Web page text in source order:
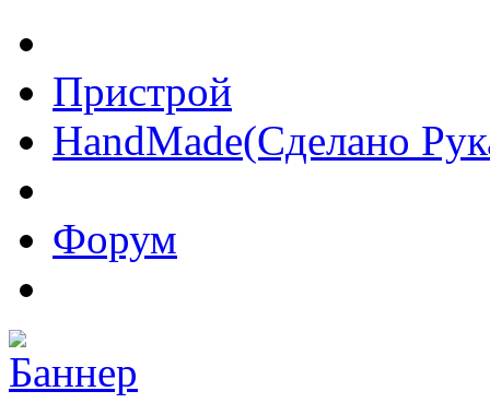
Пристрой
HandMade(Сделано
Форум